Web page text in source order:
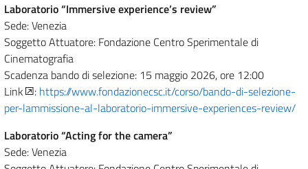
Laboratorio “Immersive experience’s review”
Sede: Venezia
Soggetto Attuatore: Fondazione Centro Sperimentale di
Cinematografia
Scadenza bando di selezione: 15 maggio 2026, ore 12:00
Link
: https://www.fondazionecsc.it/corso/bando-di-selezione-
per-lammissione-al-laboratorio-immersive-experiences-review/
Laboratorio “Acting for the camera”
Sede: Venezia